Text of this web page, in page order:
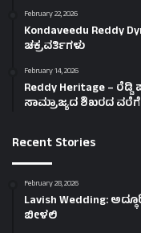
February 22, 2026
Kondaveedu Reddy
ಚಕ್ರವರ್ತಿಗಳು
February 14, 2026
Reddy Heritage –
ಸಾಮ್ರಾಜ್ಯದ ಶಿಖರದ ವರೆಗೆ
Recent Stories
February 28, 2026
Lavish Wedding:
ಬೀಳಲಿ